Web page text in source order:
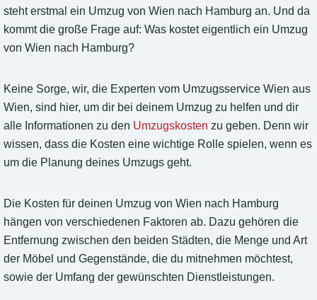
steht erstmal ein Umzug von Wien nach Hamburg an. Und da
kommt die große Frage auf: Was kostet eigentlich ein Umzug
von Wien nach Hamburg?
Keine Sorge, wir, die Experten vom Umzugsservice Wien aus
Wien, sind hier, um dir bei deinem Umzug zu helfen und dir
alle Informationen zu den Umzugskosten zu geben. Denn wir
wissen, dass die Kosten eine wichtige Rolle spielen, wenn es
um die Planung deines Umzugs geht.
Die Kosten für deinen Umzug von Wien nach Hamburg
hängen von verschiedenen Faktoren ab. Dazu gehören die
Entfernung zwischen den beiden Städten, die Menge und Art
der Möbel und Gegenstände, die du mitnehmen möchtest,
sowie der Umfang der gewünschten Dienstleistungen.